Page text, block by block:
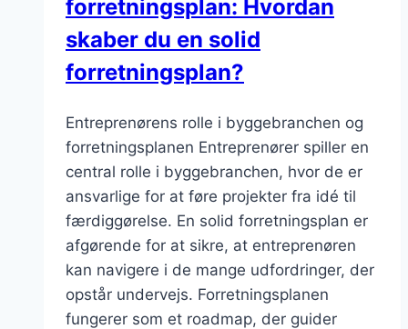
forretningsplan: Hvordan
skaber du en solid
forretningsplan?
Entreprenørens rolle i byggebranchen og
forretningsplanen Entreprenører spiller en
central rolle i byggebranchen, hvor de er
ansvarlige for at føre projekter fra idé til
færdiggørelse. En solid forretningsplan er
afgørende for at sikre, at entreprenøren
kan navigere i de mange udfordringer, der
opstår undervejs. Forretningsplanen
fungerer som et roadmap, der guider